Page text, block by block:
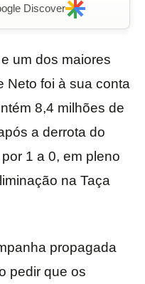
Discover
um dos maiores
Neto foi à sua conta
8,4 milhões de
a derrota do
1 a 0, em pleno
na Taça
propagada
pedir que os